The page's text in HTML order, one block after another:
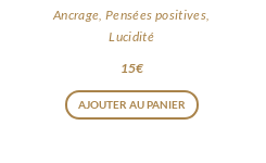
Ancrage, Pensées positives,
Lucidité
15€
AJOUTER AU PANIER